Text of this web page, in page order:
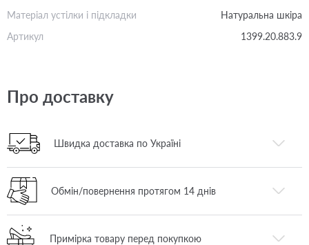
Матеріал устілки і підкладки
Натуральна шкіра
Артикул
1399.20.883.9
Про доставку
Швидка доставка по Україні
Обмін/повернення протягом 14 днів
Примірка товару перед покупкою